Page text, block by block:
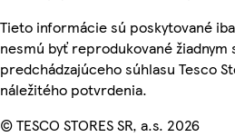
Tieto informácie sú poskytované
nesmú byť reprodukované žiadnym
predchádzajúceho súhlasu Tesco
náležitého potvrdenia.
© TESCO STORES SR, a.s. 2026